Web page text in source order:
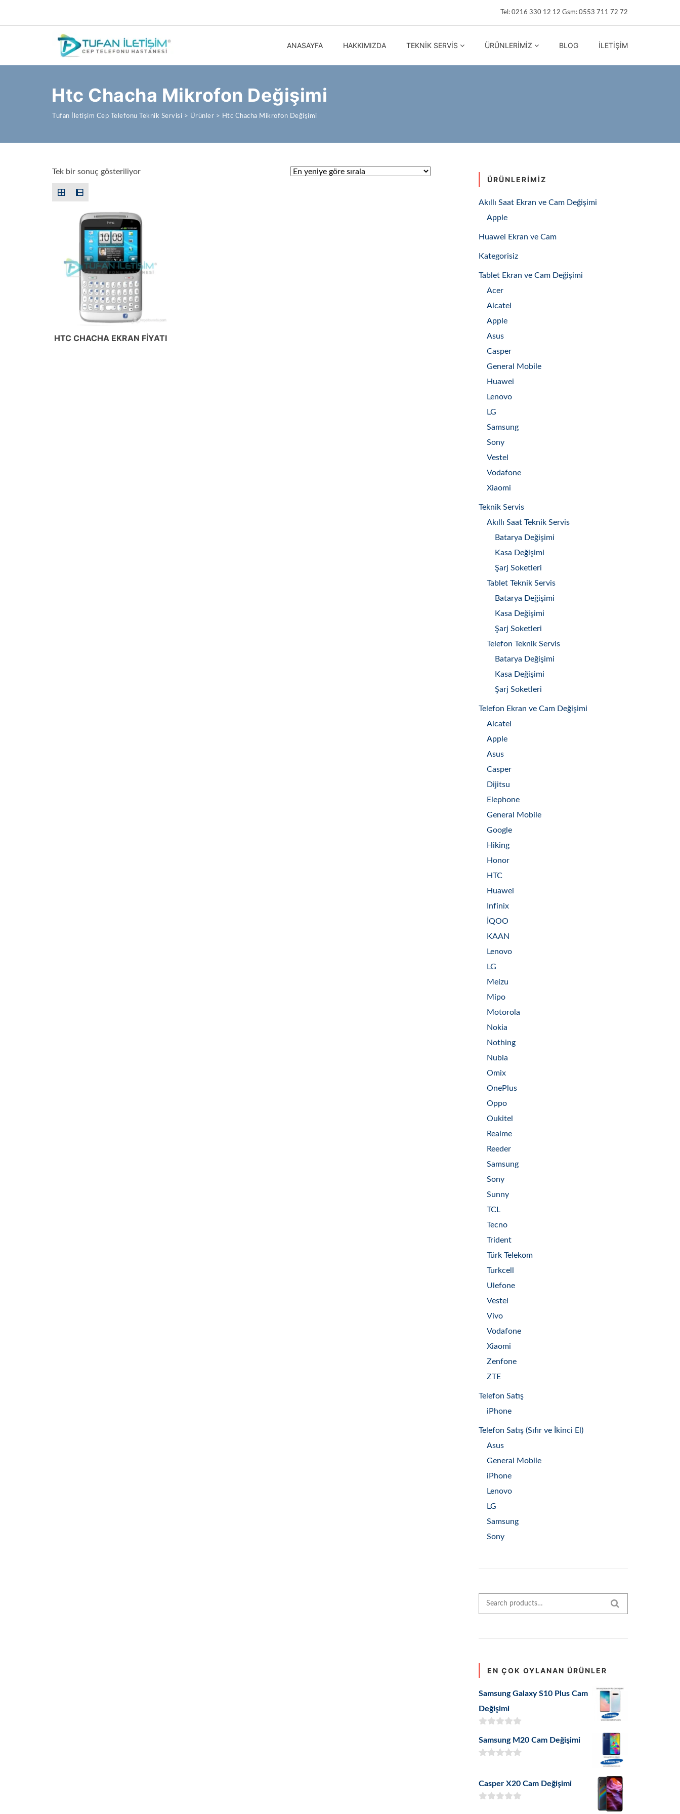
Tel: 0216 330 12 12 Gsm: 0553 711 72 72
ANASAYFA HAKKIMIZDA TEKNIK SERVIS ÜRÜNLERIMIZ BLOG İLETIŞIM
Htc Chacha Mikrofon Değişimi
Tufan İletişim Cep Telefonu Teknik Servisi > Ürünler > Htc Chacha Mikrofon Değişimi
Tek bir sonuç gösteriliyor
HTC CHACHA EKRAN FIYATI
ÜRÜNLERIMIZ
Akıllı Saat Ekran ve Cam Değişimi
Apple
Huawei Ekran ve Cam
Kategorisiz
Tablet Ekran ve Cam Değişimi
Acer
Alcatel
Apple
Asus
Casper
General Mobile
Huawei
Lenovo
LG
Samsung
Sony
Vestel
Vodafone
Xiaomi
Teknik Servis
Akıllı Saat Teknik Servis
Batarya Değişimi
Kasa Değişimi
Şarj Soketleri
Tablet Teknik Servis
Batarya Değişimi
Kasa Değişimi
Şarj Soketleri
Telefon Teknik Servis
Batarya Değişimi
Kasa Değişimi
Şarj Soketleri
Telefon Ekran ve Cam Değişimi
Alcatel
Apple
Asus
Casper
Dijitsu
Elephone
General Mobile
Google
Hiking
Honor
HTC
Huawei
Infinix
İQOO
KAAN
Lenovo
LG
Meizu
Mipo
Motorola
Nokia
Nothing
Nubia
Omix
OnePlus
Oppo
Oukitel
Realme
Reeder
Samsung
Sony
Sunny
TCL
Tecno
Trident
Türk Telekom
Turkcell
Ulefone
Vestel
Vivo
Vodafone
Xiaomi
Zenfone
ZTE
Telefon Satış
iPhone
Telefon Satış (Sıfır ve İkinci El)
Asus
General Mobile
iPhone
Lenovo
LG
Samsung
Sony
Search for:
EN ÇOK OYLANAN ÜRÜNLER
Samsung Galaxy S10 Plus Cam
Değişimi
5.00oy aldı
Samsung M20 Cam Değişimi
Casper X20 Cam Değişimi